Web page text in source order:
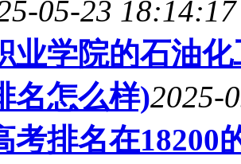
05-23 18:14:17
业学院的石油
名怎么样)2025-
考排名在18200